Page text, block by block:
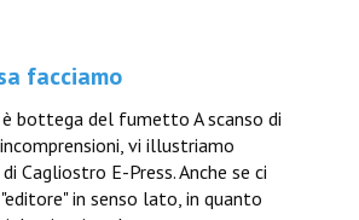
facciamo
bottega del fumetto A scanso di
vi illustriamo
Cagliostro E-Press. Anche se ci
in senso lato, in quanto